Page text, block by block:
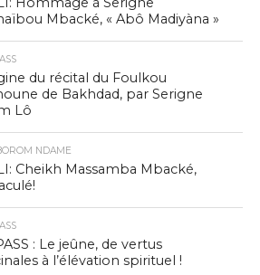
Mbacké, « Abô Madiyàna »
du récital du Foulkou
de Bakhdad, par Serigne
Lô
NDAME
Cheikh Massamba Mbacké,
: Le jeûne, de vertus
à l’élévation spirituel !